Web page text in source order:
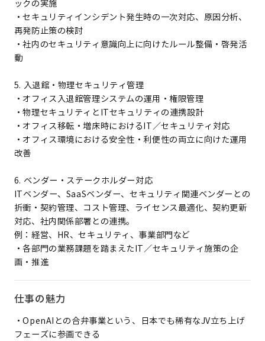
ックの実施
・セキュリティインシデント発生時の一次対応、原因分析、
再発防止策の検討
・社内のセキュリティ意識向上に向けたルール整備・啓発活
動
5. 入退館・物理セキュリティ管理
・オフィス入退館管理システムの運用・権限管理
・物理セキュリティとITセキュリティの連携設計
・オフィス移転・増床時におけるIT／セキュリティ対応
・オフィス環境における安全性・利便性の両立に向けた運用
改善
6. ベンダー・ステークホルダー対応
ITベンダー、SaaSベンダー、セキュリティ関連ベンダーとの
折衝・契約管理、コスト管理、ライセンス最適化、契約更新
対応、社内関係部署との連携。
例：経営、HR、セキュリティ、事業部門など
・各部門の業務課題を踏まえたIT／セキュリティ施策の企
画・推進
仕事の魅力
・OpenAIとの合弁事業という、日本でも稀有なJV立ち上げ
フェーズに参画できる